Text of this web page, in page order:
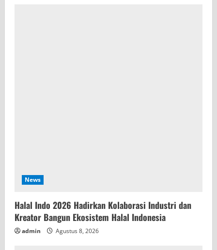
News
Halal Indo 2026 Hadirkan Kolaborasi Industri dan
Kreator Bangun Ekosistem Halal Indonesia
admin Agustus 8, 2026